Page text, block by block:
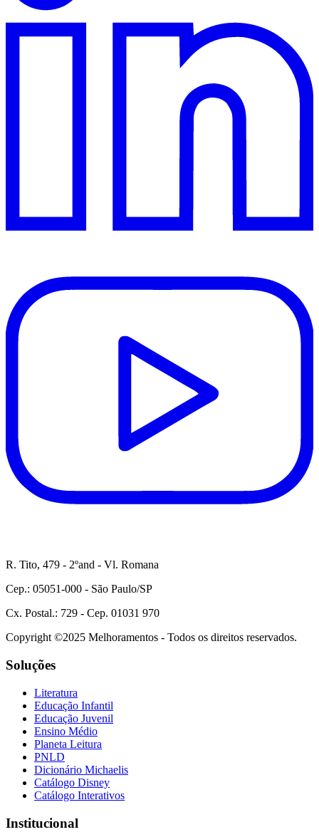
R. Tito, 479 - 2ºand - Vl. Romana
Cep.: 05051-000 - São Paulo/SP
Cx. Postal.: 729 - Cep. 01031 970
Copyright ©2025 Melhoramentos - Todos os direitos reservados.
Soluções
Literatura
Educação Infantil
Educação Juvenil
Ensino Médio
Planeta Leitura
PNLD
Dicionário Michaelis
Catálogo Disney
Catálogo Interativos
Institucional